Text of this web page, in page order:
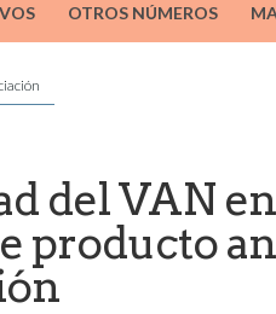
OTROS NÚMEROS
del VAN
producto